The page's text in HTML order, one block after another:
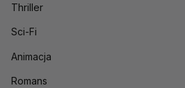
Thriller
Sci-Fi
Animacja
Romans